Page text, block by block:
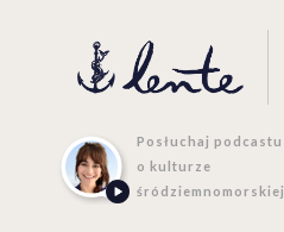
Posłuchaj podcastu
o kulturze
śródziemnomorskiej